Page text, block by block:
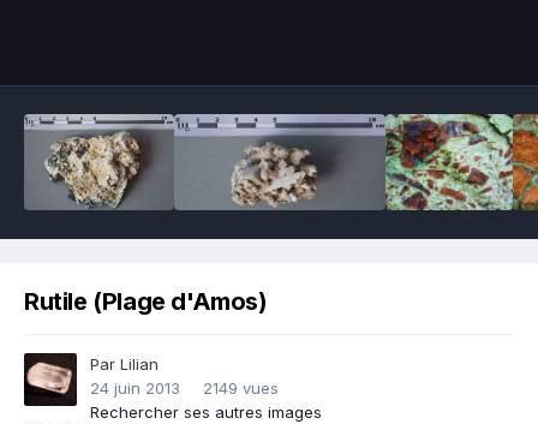
Rutile (Plage d'Amos)
Par Lilian
24 juin 2013
2149 vues
Rechercher ses autres images